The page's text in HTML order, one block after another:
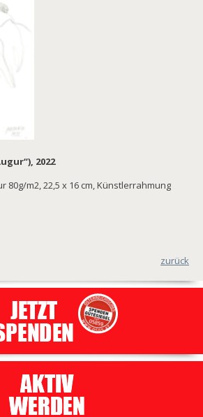
2022
80g/m2, 22,5 x 16 cm, Künstlerrahmung
zurück